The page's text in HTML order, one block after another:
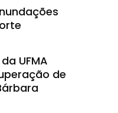
UFMA
de